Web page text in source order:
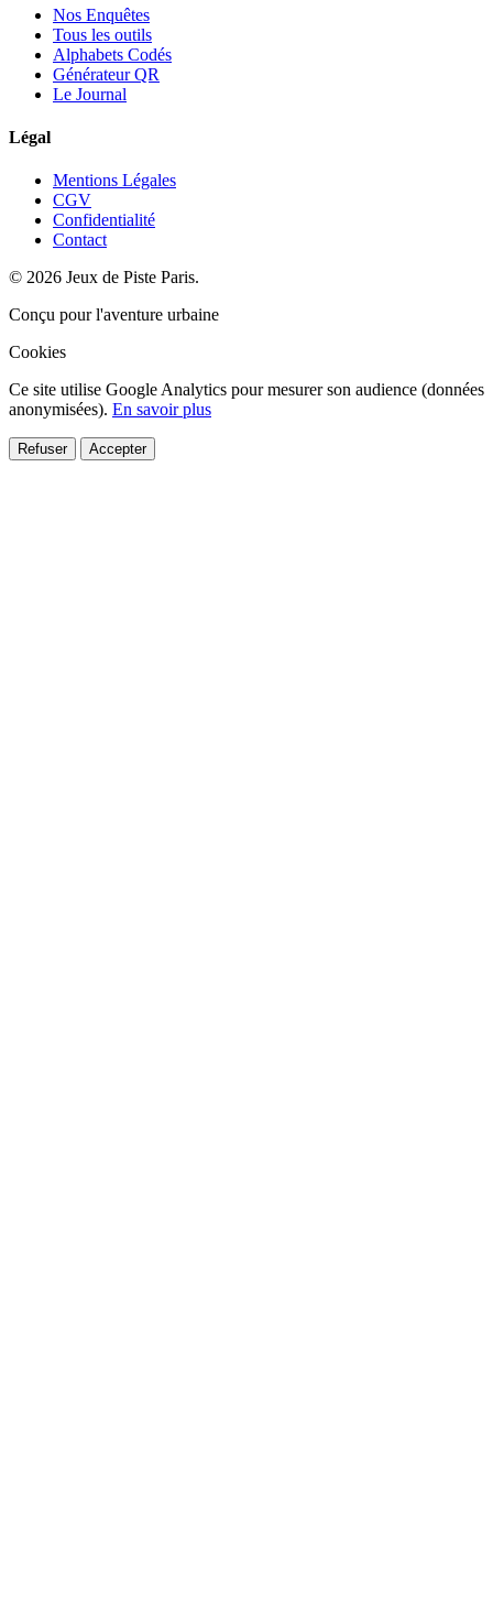
Nos Enquêtes
Tous les outils
Alphabets Codés
Générateur QR
Le Journal
Légal
Mentions Légales
CGV
Confidentialité
Contact
© 2026 Jeux de Piste Paris.
Conçu pour l'aventure urbaine
Cookies
Ce site utilise Google Analytics pour mesurer son audience (données
anonymisées). En savoir plus
Refuser Accepter